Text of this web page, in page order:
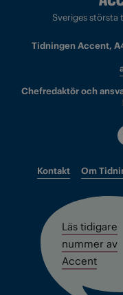
Sveriges
Tidningen Accent,
Chefredaktör och
Kontakt Om
Läs tidigare
nummer av
Accent